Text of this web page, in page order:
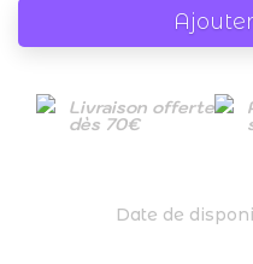
Livraison offerte
dès 70€
Date de